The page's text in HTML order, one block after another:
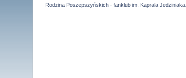
Rodzina Poszepszyńskich - fanklub im. Kaprala Jedziniaka.